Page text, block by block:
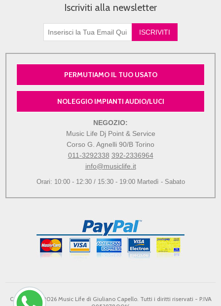
Iscriviti alla newsletter
PERMUTIAMO IL TUO USATO
NOLEGGIO IMPIANTI AUDIO/LUCI
NEGOZIO:
Music Life Dj Point & Service
Corso G. Agnelli 90/B Torino
011-3292338 392-2336964
info@musiclife.it
Orari: 10:00 - 12:30 / 15:30 - 19:00 Martedì - Sabato
Copyright © 2026 Music Life di Giuliano Capello. Tutti i diritti riservati - P.IVA